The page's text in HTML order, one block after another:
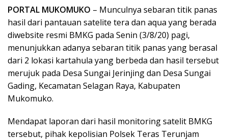
PORTAL MUKOMUKO – Munculnya sebaran titik panas
hasil dari pantauan satelite tera dan aqua yang berada
diwebsite resmi BMKG pada Senin (3/8/20) pagi,
menunjukkan adanya sebaran titik panas yang berasal
dari 2 lokasi kartahula yang berbeda dan hasil tersebut
merujuk pada Desa Sungai Jerinjing dan Desa Sungai
Gading, Kecamatan Selagan Raya, Kabupaten
Mukomuko.
Mendapat laporan dari hasil monitoring satelit BMKG
tersebut, pihak kepolisian Polsek Teras Terunjam